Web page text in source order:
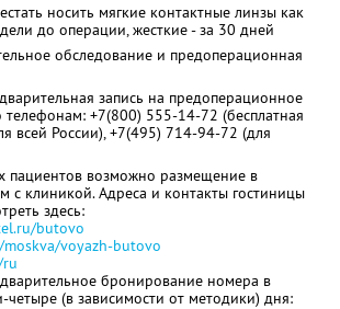
носить мягкие контактные линзы как
до операции, жесткие - за 30 дней
обследование и предоперационная
запись на предоперационное
телефонам: +7(800) 555-14-72 (бесплатная
всей России), +7(495) 714-94-72 (для
пациентов возможно размещение в
с клиникой. Адреса и контакты гостиницы
здесь:
butovo
voyazh-butovo
бронирование номера в
четыре (в зависимости от методики) дня: